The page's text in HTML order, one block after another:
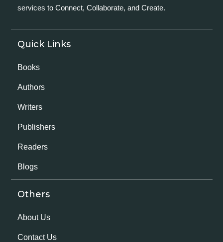
services to Connect, Collaborate, and Create.
Quick Links
Books
Authors
Writers
Publishers
Readers
Blogs
Others
About Us
Contact Us